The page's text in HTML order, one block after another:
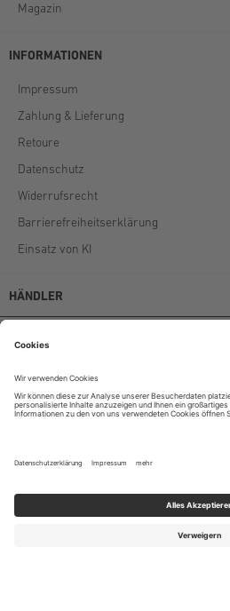
Magazin
INFORMATIONEN
Impressum
Zahlung & Lieferung
Retoure
Datenschutz
Widerrufsrecht
Barrierefreiheitserklärung
Einsatz von KI
HÄNDLER
AGB
Unternehmen
© 2024 Stockerpoint E-Commerce GmbH & Co. KG